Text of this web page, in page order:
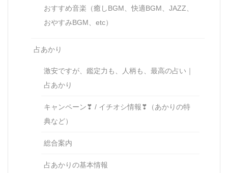
おすすめ音楽（癒しBGM、快適BGM、JAZZ、
おやすみBGM、etc）
占あかり
激安ですが、鑑定力も、人柄も、最高の占い｜
占あかり
キャンペーン❣ / イチオシ情報❣（あかりの特
典など）
総合案内
占あかりの基本情報